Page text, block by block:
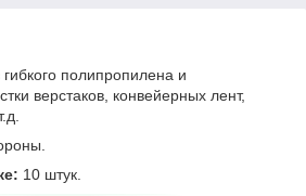
полипропилена и
верстаков, конвейерных лент,
10 штук.